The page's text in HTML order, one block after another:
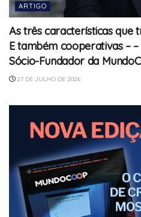
ARTIGO
As três características que
E também cooperativas –
Sócio-Fundador da
27 DE JULHO DE 2026